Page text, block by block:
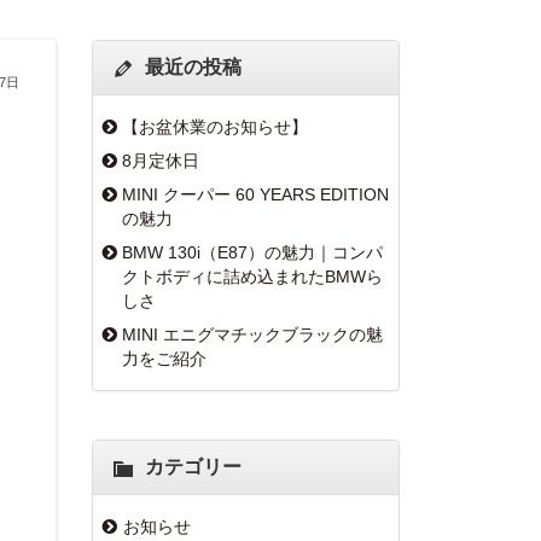
日
最近の投稿
【お盆休業のお知らせ】
8月定休日
MINI クーパー 60 YEARS EDITION
の魅力
BMW 130i（E87）の魅力｜コンパ
クトボディに詰め込まれたBMWら
しさ
MINI エニグマチックブラックの魅
力をご紹介
カテゴリー
お知らせ